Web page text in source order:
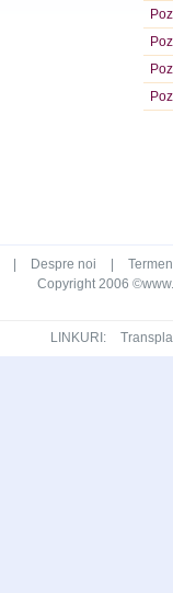
Despre noi
Copyright 2006
LINKURI: